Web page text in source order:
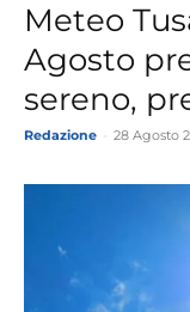
Meteo
Agosto
sereno,
Redazione 28 Agosto